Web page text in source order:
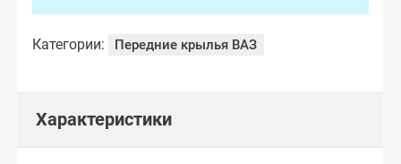
Категории: Передние крылья ВАЗ
Характеристики